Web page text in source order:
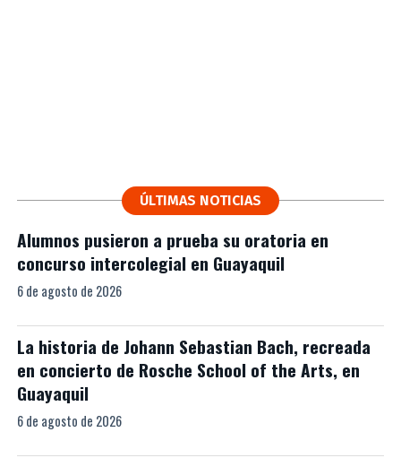
ÚLTIMAS NOTICIAS
Alumnos pusieron a prueba su oratoria en
concurso intercolegial en Guayaquil
6 de agosto de 2026
La historia de Johann Sebastian Bach, recreada
en concierto de Rosche School of the Arts, en
Guayaquil
6 de agosto de 2026